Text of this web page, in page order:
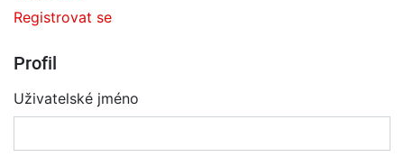
Registrovat se
Profil
Uživatelské jméno